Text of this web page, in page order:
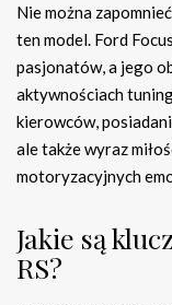
Nie można
ten model. Ford
pasjonatów, a jego
aktywnościach
kierowców,
ale także wyraz
motoryzacyjnych
Jakie są
RS?